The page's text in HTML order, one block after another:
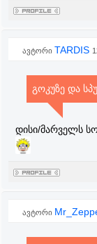
ავტორი TARDIS
გოკუზე და
დისი/მარველს
ავტორი